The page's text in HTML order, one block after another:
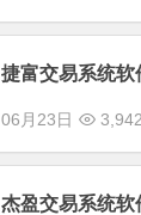
捷富交易系统软
06月23日
杰盈交易系统软